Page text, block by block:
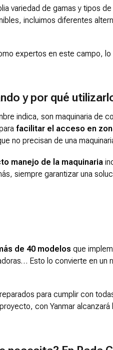
variedad de gamas y tipos de
incluimos diferentes
expertos en este campo, lo
y por qué
indica, son maquinaria de
facilitar el acceso en
no precisan de una
manejo de la maquinaria
siempre garantizar una
de 40 modelos que
Esto lo convierte en
para cumplir con
con Yanmar alcanzará